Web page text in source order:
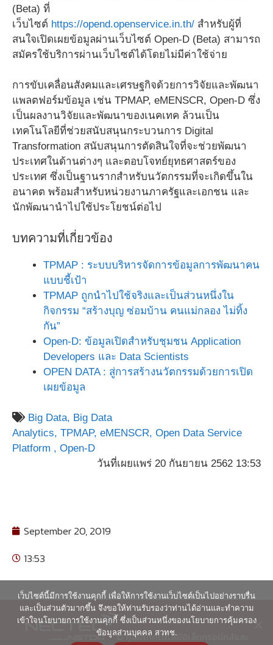
(Beta) ที่
เว็บไซต์ https://opend.openservice.in.th/ สำหรับผู้ที่
สนใจเปิดเผยข้อมูลผ่านเว็บไซต์ Open-D (Beta) สามารถ
สมัครใช้บริการผ่านเว็บไซต์ได้โดยไม่มีค่าใช้จ่าย
การขับเคลื่อนสังคมและเศรษฐกิจด้วยการวิจัยและพัฒนา
แพลตฟอร์มข้อมูล เช่น TPMAP, eMENSCR, Open-D ซึ่ง
เป็นผลงานวิจัยและพัฒนาของเนคเทค ล้วนเป็น
เทคโนโลยีที่ช่วยสนับสนุนกระบวนการ Digital
Transformation สนับสนุนการตัดสินใจที่จะช่วยพัฒนา
ประเทศในด้านต่างๆ และตอบโจทย์ยุทธศาสตร์ของ
ประเทศ ซึ่งเป็นฐานรากสำหรับนวัตกรรมที่จะเกิดขึ้นใน
อนาคต พร้อมสำหรับหน่วยงานภาครัฐและเอกชน และ
นักพัฒนานำไปใช้ประโยชน์ต่อไป
บทความที่เกี่ยวข้อง
TPMAP : ระบบบริหารจัดการข้อมูลการพัฒนาคน
แบบชี้เป้า
TPMAP ถูกนำไปใช้จริงและเป็นส่วนหนึ่งใน
กิจกรรม “สร้างบุญ ซ่อมบ้าน คนแม่กลอง ไม่ทิ้ง
กัน”
Open-D: ข้อมูลเปิดสำหรับชุมชน Application
Developers และ Data Scientists
OPEN DATA : สู่การสร้างนวัตกรรมด้วยการเปิด
เผยข้อมูล
Big Data, Big Data
Analytics, TPMAP, eMENSCR, Open Data Service
Platform , Open-D
วันที่เผยแพร่ 20 กันยายน 2562 13:53
September 20, 2019
13:53
© ศูนย์เทคโนโลยีอิเล็กทรอนิกส์และ
เว็บไซต์นี้มีการใช้งานคุกกี้ เพื่อให้การใช้งานเว็บไซต์เป็นไปอย่างราบรื่น
และเป็นส่วนตัวมากขึ้น จึงขอให้ท่านรับรองว่าท่านได้อ่านและทำความ
เข้าใจนโยบายการใช้งานคุกกี้ ซึ่งเป็นส่วนหนึ่งของนโยบายการคุ้มครอง
ข้อมูลส่วนบุคคล สวทช.